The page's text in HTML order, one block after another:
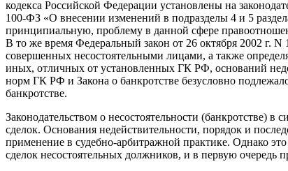
кодекса Российской Федерации установлены на
100-ФЗ «О внесении изменений в подразделы 4 и 5
принципиальную, проблему в данной сфере
В то же время Федеральный закон от 26 октября 2002 г.
совершенных несостоятельными лицами, а также
иных, отличных от установленных ГК РФ, оснований
норм ГК РФ и Закона о банкротстве безусловно
банкротстве.
Законодательством о несостоятельности (банкротстве)
сделок. Основания недействительности, порядок и
применение в судебно-арбитражной практике. Однако
сделок несостоятельных должников, и в первую